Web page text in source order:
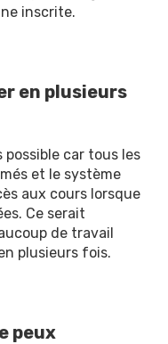
inscrite.
en plusieurs
possible car tous les
et le système
aux cours lorsque
Ce serait
de travail
plusieurs fois.
peux